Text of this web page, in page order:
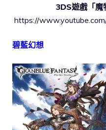
3DS遊戲「魔
https://
碧藍幻想